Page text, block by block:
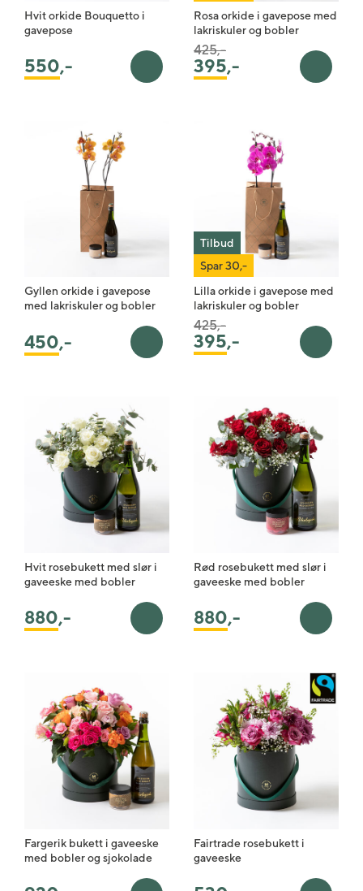
Hvit orkide Bouquetto i
gavepose
550,- Legg i handlekurv
Rosa orkide i gavepose med
lakriskuler og bobler
395,-
Pris satt ned fra
425,-til
Legg i
Gyllen orkide i gavepose
med lakriskuler og bobler
450,- Legg i handlekurv
Tilbud
Spar 30,-
Lilla orkide i gavepose med
lakriskuler og bobler
395,-
Pris satt ned fra
425,-til
Legg i
Hvit rosebukett med slør i
gaveeske med bobler
880,- Legg i handlekurv
Rød rosebukett med slør i
gaveeske med bobler
880,- Legg i
Fargerik bukett i gaveeske
med bobler og sjokolade
Fairtrade rosebukett i
gaveeske